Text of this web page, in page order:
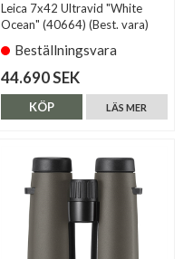
Leica 7x42 Ultravid "White
Ocean" (40664) (Best. vara)
Beställningsvara
44.690 SEK
LÄS MER
KÖP